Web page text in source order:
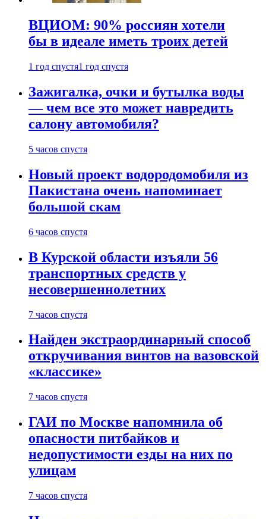
ВЦИОМ: 90% россиян хотели
бы в идеале иметь троих детей
1 год спустя1 год спустя
Зажигалка, очки и бутылка воды
— чем все это может навредить
салону автомобиля?
5 часов спустя
Новый проект водородомобиля из
Пакистана очень напоминает
большой скам
6 часов спустя
В Курской области изъяли 56
транспортных средств у
несовершеннолетних
7 часов спустя
Найден экстраординарный способ
откручивания винтов на вазовской
«классике»
7 часов спустя
ГАИ по Москве напомнила об
опасности питбайков и
недопустимости езды на них по
улицам
7 часов спустя